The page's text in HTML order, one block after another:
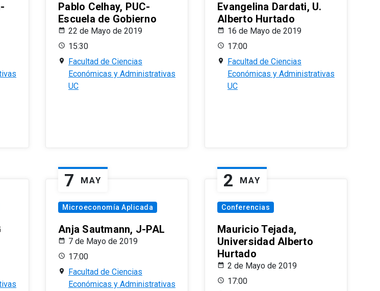
Pablo Celhay, PUC-
Escuela de Gobierno
22 de Mayo de 2019
15:30
Facultad de Ciencias
Económicas y Administrativas
UC
Evangelina Dardati, U.
Alberto Hurtado
16 de Mayo de 2019
17:00
Facultad de Ciencias
Económicas y Administrativas
UC
7 MAY
Microeconomía Aplicada
Anja Sautmann, J-PAL
7 de Mayo de 2019
17:00
Facultad de Ciencias
Económicas y Administrativas
2 MAY
Conferencias
Mauricio Tejada,
Universidad Alberto
Hurtado
2 de Mayo de 2019
17:00